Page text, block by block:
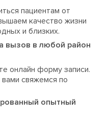
пациентам от
качество жизни
и близких.
вызов в любой район
онлайн форму записи.
свяжемся по
опытный